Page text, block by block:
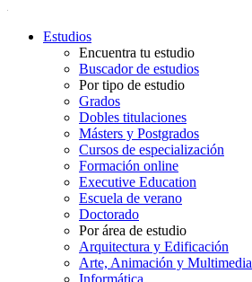
Estudios
Encuentra tu estudio
Buscador de estudios
Por tipo de estudio
Grados
Dobles titulaciones
Másters y Postgrados
Cursos de especialización
Formación online
Executive Education
Escuela de verano
Doctorado
Por área de estudio
Arquitectura y Edificación
Arte, Animación y Multimedia
Informática